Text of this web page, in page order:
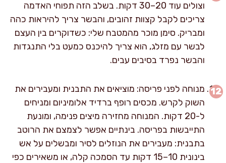
וצולים עוד 20–30 דקות. בשלב הזה תפוחי האדמה
צריכים לקבל קצוות זהובים, והבשר צריך להיראות כהה
ומבריק. סימן מוכר מהמטבח שלי: כשדוקרים בין העצם
לבשר עם מזלג, הוא צריך להיכנס כמעט בלי התנגדות
והבשר נפרד בסיבים עבים.
מנוחה לפני פריסה: מוציאים את התבנית ומעבירים את
השוק לקרש. מכסים רופף ברדיד אלומיניום ומניחים
ל-20 דקות. המנוחה מחזירה מיצים פנימה, ומונעת
התייבשות בפריסה. בינתיים אפשר לצמצם את הרוטב
בתבנית: מעבירים את הנוזלים לסיר ומבשלים על אש
בינונית 10–15 דקות עד הסמכה קלה, או משאירים כפי